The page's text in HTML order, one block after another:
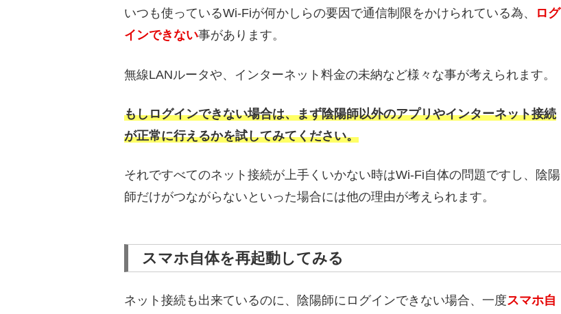
いつも使っているWi-Fiが何かしらの要因で通信制限をかけられている為、
ログ
インできない事があります。
無線LANルータや、インターネット料金の未納など様々な事が考えられます。
もしログインできない場合は、まず陰陽師以外のアプリやインターネット接続
が正常に行えるかを試してみてください。
それですべてのネット接続が上手くいかない時はWi-Fi自体の問題ですし、陰陽
師だけがつながらないといった場合には他の理由が考えられます。
スマホ自体を再起動してみる
ネット接続も出来ているのに、陰陽師にログインできない場合、一度スマホ自